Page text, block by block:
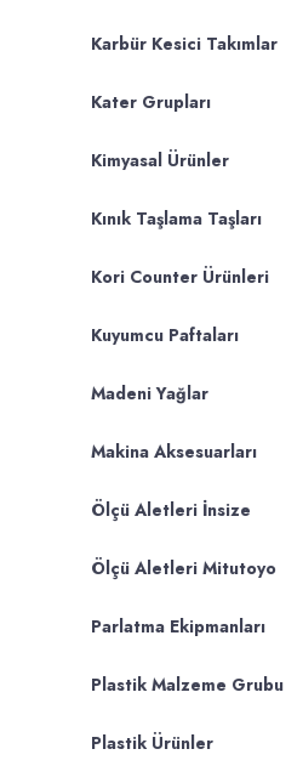
Karbür Kesici Takımlar
Kater Grupları
Kimyasal Ürünler
Kınık Taşlama Taşları
Kori Counter Ürünleri
Kuyumcu Paftaları
Madeni Yağlar
Makina Aksesuarları
Ölçü Aletleri İnsize
Ölçü Aletleri Mitutoyo
Parlatma Ekipmanları
Plastik Malzeme Grubu
Plastik Ürünler